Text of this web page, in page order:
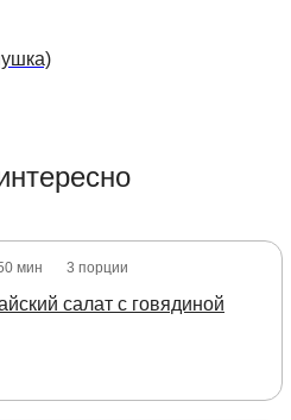
мин 3 порции
салат с говядиной